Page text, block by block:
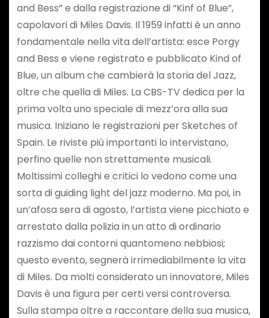
and Bess” e dalla registrazione di “Kinf of Blue”,
capolavori di Miles Davis. Il 1959 infatti è un anno
fondamentale nella vita dell’artista: esce Porgy
and Bess e viene registrato e pubblicato Kind of
Blue, un album che cambierà la storia del Jazz,
oltre che quella di Miles. La CBS-TV dedica per la
prima volta uno speciale di mezz’ora alla sua
musica. Iniziano le registrazioni per Sketches of
Spain. Le riviste più importanti lo intervistano,
perfino quelle non strettamente musicali.
Moltissimi colleghi e critici lo vedono come una
sorta di guiding light del jazz moderno. Ma poi, in
un’afosa sera di agosto, l’artista viene picchiato e
arrestato dalla polizia in un atto di ordinario
razzismo dai contorni quantomeno nebbiosi;
questo evento, segnerà irrimediabilmente la vita
di Miles. Da molti considerato un innovatore, Miles
Davis è una figura per certi versi controversa.
Sulla stampa oltre a raccontare della sua musica,